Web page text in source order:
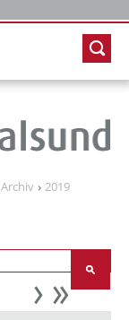
Archiv 2019
weiter